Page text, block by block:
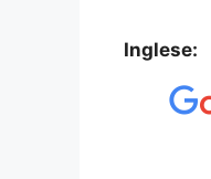
Inglese: